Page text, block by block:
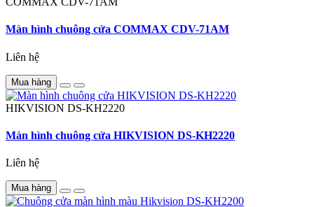
Màn hình chuông cửa COMMAX CDV-71AM
Liên hệ
Mua hàng
HIKVISION DS-KH2220
Màn hình chuông cửa HIKVISION DS-KH2220
Liên hệ
Mua hàng